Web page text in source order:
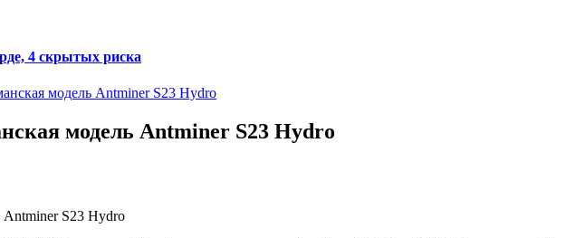
4 скрытых риска
модель Antminer S23 Hydro
модель Antminer S23 Hydro